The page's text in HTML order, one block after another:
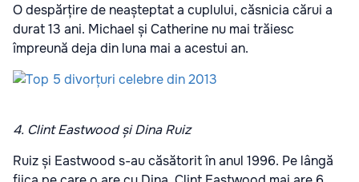
O despărțire de neașteptat a cuplului, căsnicia cărui a
durat 13 ani. Michael și Catherine nu mai trăiesc
împreună deja din luna mai a acestui an.
4. Clint Eastwood și Dina Ruiz
Ruiz și Eastwood s-au căsătorit în anul 1996. Pe lângă